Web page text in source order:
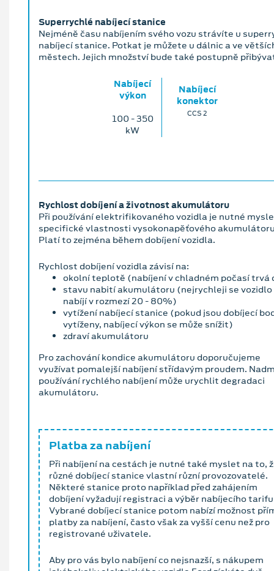
Superrychlé nabíjecí stanice
Nejméně času nabíjením svého vozu strávíte u
nabíjecí stanice. Potkat je můžete u dálnic a ve
městech. Jejich množství bude také postupně
Nabíjecí
výkon
100 ‐ 350
kW
Nabíjecí
konektor
CCS 2
Rychlost dobíjení a životnost akumulátoru
Při používání elektrifikovaného vozidla je nutné
specifické vlastnosti vysokonapěťového
Platí to zejména během dobíjení vozidla.
Rychlost dobíjení vozidla závisí na:
okolní teplotě (nabíjení v chladném počasí trvá
stavu nabití akumulátoru (nejrychleji se vozidlo
nabíjí v rozmezí 20 ‐ 80%)
vytížení nabíjecí stanice (pokud jsou dobíjecí
vytíženy, nabíjecí výkon se může snížit)
zdraví akumulátoru
Pro zachování kondice akumulátoru doporučujeme
využívat pomalejší nabíjení střídavým proudem.
používání rychlého nabíjení může urychlit degradaci
akumulátoru.
Platba za nabíjení
Při nabíjení na cestách je nutné také myslet na to,
různé dobíjecí stanice vlastní různí provozovatelé.
Některé stanice proto například před zahájením
dobíjení vyžadují registraci a výběr nabíjecího
Vybrané dobíjecí stanice potom nabízí možnost
platby za nabíjení, často však za vyšší cenu než pro
registrované uživatele.
Aby pro vás bylo nabíjení co nejsnazší, s nákupem